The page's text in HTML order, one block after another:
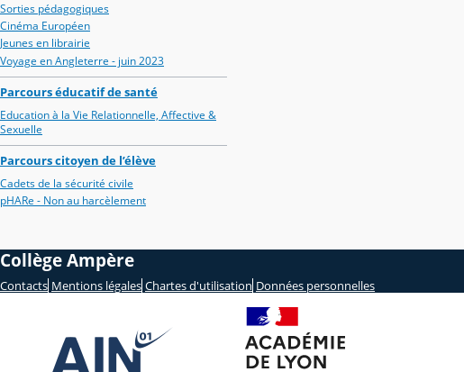
Sorties pédagogiques
Cinéma Européen
Jeunes en librairie
Voyage en Angleterre - juin 2023
Parcours éducatif de santé
Education à la Vie Relationnelle, Affective &
Sexuelle
Parcours citoyen de l’élève
Cadets de la sécurité civile
pHARe - Non au harcèlement
Collège Ampère
Contacts Mentions légales Chartes d'utilisation Données personnelles